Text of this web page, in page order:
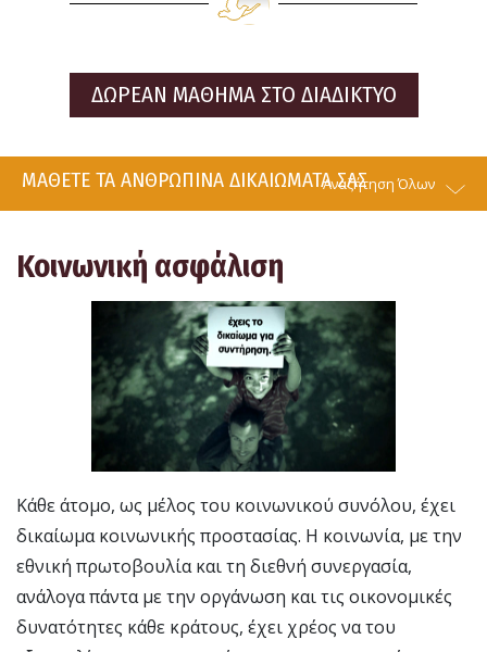
ΔΩΡΕΑΝ ΜΑΘΗΜΑ ΣΤΟ ΔΙΑΔΙΚΤΥΟ
ΜΑΘΕΤΕ ΤΑ ΑΝΘΡΩΠΙΝΑ ΔΙΚΑΙΩΜΑΤΑ ΣΑΣΑναζήτηση Όλων
Κοινωνική ασφάλιση
Κάθε άτομο, ως μέλος του κοινωνικού συνόλου, έχει
δικαίωμα κοινωνικής προστασίας. Η κοινωνία, με την
εθνική πρωτοβουλία και τη διεθνή συνεργασία,
ανάλογα πάντα με την οργάνωση και τις οικονομικές
δυνατότητες κάθε κράτους, έχει χρέος να του